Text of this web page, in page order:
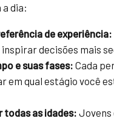
dia:
de experiência:
decisões mais
e suas fases:Cada
em qual estágio você
todas as idades: Jovens